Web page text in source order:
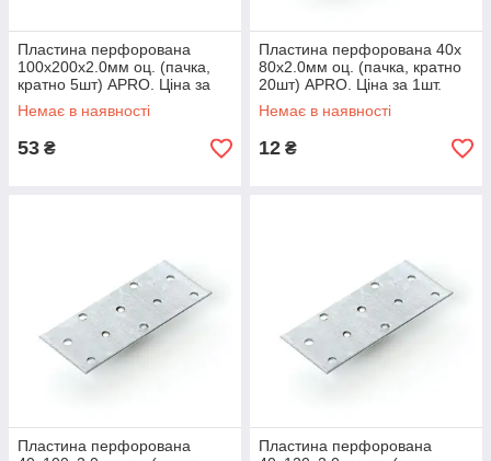
Пластина перфорована
100х200х2.0мм оц. (пачка,
кратно 5шт) APRO. Ціна за
1шт. Кратно пачці
Немає в наявності
53 ₴
Пластина перфорована 40х
80х2.0мм оц. (пачка, кратно
20шт) APRO. Ціна за 1шт.
Кратно пачці
Немає в наявності
12 ₴
Пластина перфорована
Пластина перфорована